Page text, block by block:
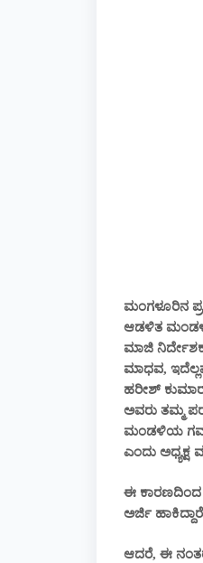
ಮಂಗಳೂರಿನ
ಆಡಳಿತ ಮಂಡಳಿ
ಮಾಜಿ
ಮಾಧವ,
ಹರೀಶ್ ಕುಮಾರ್
ಅವರು ತಮ್ಮ
ಮಂಡಳಿಯ
ಎಂದು
ಈ ಕಾರಣದಿಂದ
ಅರ್ಜಿ
ಆದರೆ, ಈ ನಂತರ